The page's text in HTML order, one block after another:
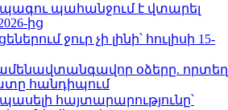
պահանջում է վտարել
ից
ջուր չի լինի՝ հուլիսի 15-
օձերը. որտեղ
հանդիպում
հայտարարությունը՝